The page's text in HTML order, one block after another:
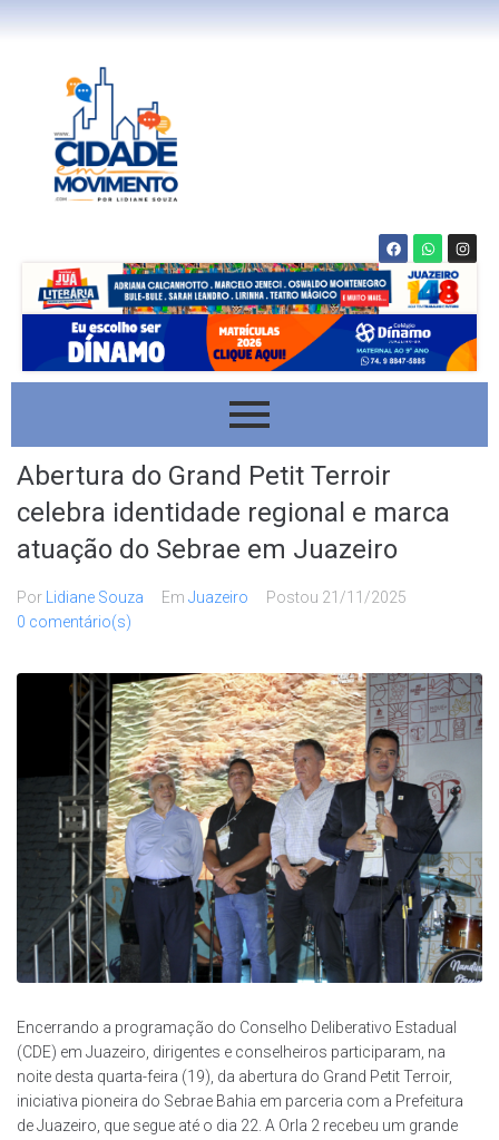
Abertura do Grand Petit Terroir
celebra identidade regional e marca
atuação do Sebrae em Juazeiro
Por Lidiane Souza Em Juazeiro Postou 21/11/2025
0 comentário(s)
Encerrando a programação do Conselho Deliberativo Estadual
(CDE) em Juazeiro, dirigentes e conselheiros participaram, na
noite desta quarta-feira (19), da abertura do Grand Petit Terroir,
iniciativa pioneira do Sebrae Bahia em parceria com a Prefeitura
de Juazeiro, que segue até o dia 22. A Orla 2 recebeu um grande